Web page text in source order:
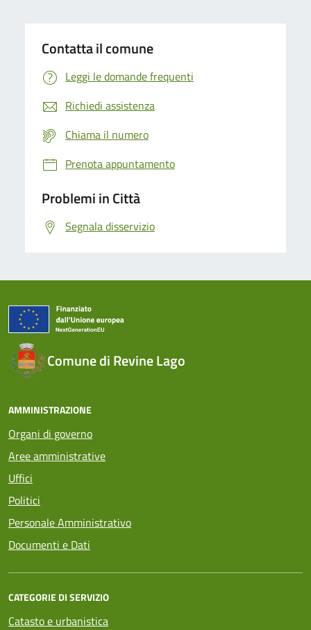
Contatta il comune
Leggi le domande frequenti
Richiedi assistenza
Chiama il numero
Prenota appuntamento
Problemi in Città
Segnala disservizio
Comune di Revine Lago
AMMINISTRAZIONE
Organi di governo
Aree amministrative
Uffici
Politici
Personale Amministrativo
Documenti e Dati
CATEGORIE DI SERVIZIO
Catasto e urbanistica